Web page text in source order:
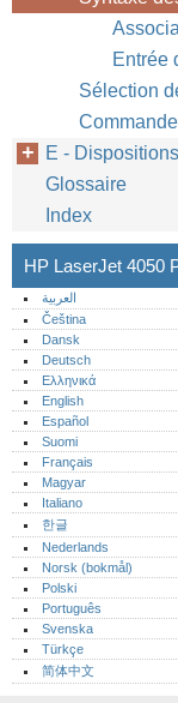
Entrée
Sélection
E -
Glossaire
Index
HP LaserJet 4050
العربية
Čeština
Dansk
Deutsch
Ελληνικά
English
Español
Suomi
Français
Magyar
Italiano
한글
Nederlands
Norsk (bokmål)‎
Polski
Português‎
Svenska
Türkçe
简体中文